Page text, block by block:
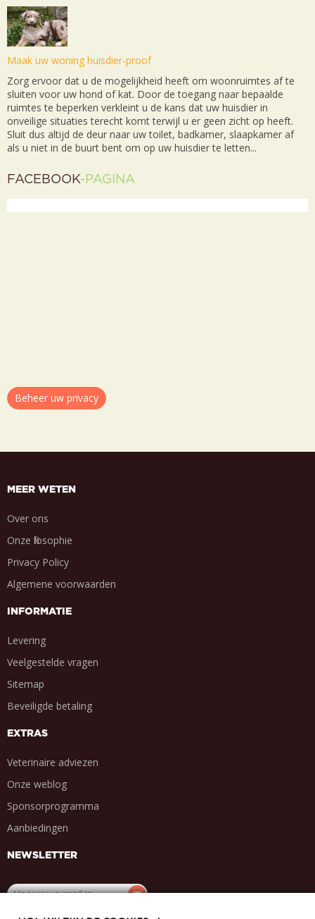
Maak uw woning huisdier-proof
Zorg ervoor dat u de mogelijkheid heeft om woonruimtes af te
sluiten voor uw hond of kat. Door de toegang naar bepaalde
ruimtes te beperken verkleint u de kans dat uw huisdier in
onveilige situaties terecht komt terwijl u er geen zicht op heeft.
Sluit dus altijd de deur naar uw toilet, badkamer, slaapkamer af
als u niet in de buurt bent om op uw huisdier te letten...
FACEBOOK-PAGINA
Beheer uw privacy
MEER WETEN
Over ons
Onze filosophie
Privacy Policy
Algemene voorwaarden
INFORMATIE
Levering
Veelgestelde vragen
Sitemap
Beveiligde betaling
EXTRAS
Veterinaire adviezen
Onze weblog
Sponsorprogramma
Aanbiedingen
NEWSLETTER